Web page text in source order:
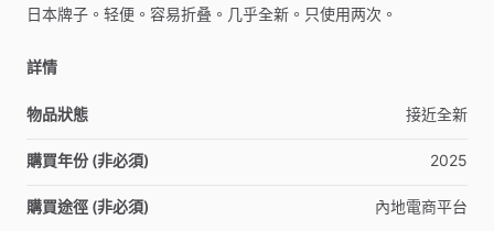
日本牌子。轻便。容易折叠。几乎全新。只使用两次。
詳情
物品狀態 接近全新
購買年份 (非必須) 2025
購買途徑 (非必須) 內地電商平台